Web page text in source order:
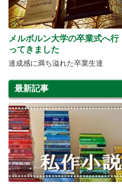
メルボルン大学の卒業式へ行
ってきました
達成感に満ち溢れた卒業生達
最新記事